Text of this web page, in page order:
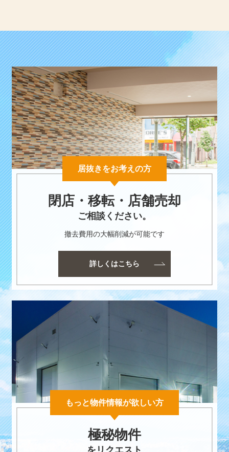
居抜きをお考えの方
閉店・移転・店舗売却
ご相談ください。
撤去費用の大幅削減が可能です
詳しくはこちら
もっと物件情報が欲しい方
極秘物件
をリクエスト